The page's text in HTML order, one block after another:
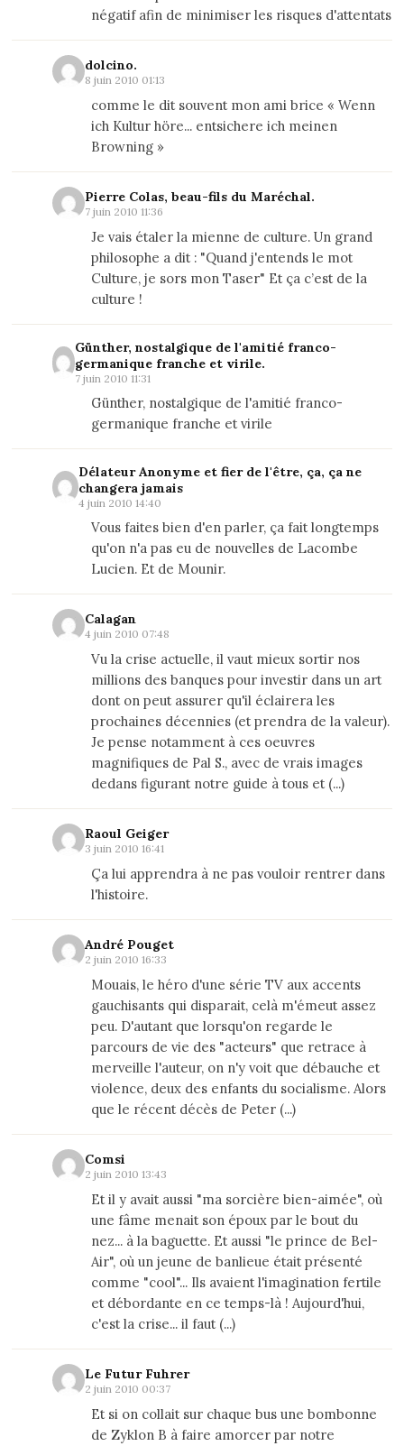
négatif afin de minimiser les risques d'attentats
dolcino.
8 juin 2010 01:13
comme le dit souvent mon ami brice « Wenn
ich Kultur höre... entsichere ich meinen
Browning »
Pierre Colas, beau-fils du Maréchal.
7 juin 2010 11:36
Je vais étaler la mienne de culture. Un grand
philosophe a dit : "Quand j'entends le mot
Culture, je sors mon Taser" Et ça c’est de la
culture !
Günther, nostalgique de l'amitié franco-
germanique franche et virile.
7 juin 2010 11:31
Günther, nostalgique de l'amitié franco-
germanique franche et virile
Délateur Anonyme et fier de l'être, ça, ça ne
changera jamais
4 juin 2010 14:40
Vous faites bien d'en parler, ça fait longtemps
qu'on n'a pas eu de nouvelles de Lacombe
Lucien. Et de Mounir.
Calagan
4 juin 2010 07:48
Vu la crise actuelle, il vaut mieux sortir nos
millions des banques pour investir dans un art
dont on peut assurer qu'il éclairera les
prochaines décennies (et prendra de la valeur).
Je pense notamment à ces oeuvres
magnifiques de Pal S., avec de vrais images
dedans figurant notre guide à tous et (...)
Raoul Geiger
3 juin 2010 16:41
Ça lui apprendra à ne pas vouloir rentrer dans
l'histoire.
André Pouget
2 juin 2010 16:33
Mouais, le héro d'une série TV aux accents
gauchisants qui disparait, celà m'émeut assez
peu. D'autant que lorsqu'on regarde le
parcours de vie des "acteurs" que retrace à
merveille l'auteur, on n'y voit que débauche et
violence, deux des enfants du socialisme. Alors
que le récent décès de Peter (...)
Comsi
2 juin 2010 13:43
Et il y avait aussi "ma sorcière bien-aimée", où
une fâme menait son époux par le bout du
nez... à la baguette. Et aussi "le prince de Bel-
Air", où un jeune de banlieue était présenté
comme "cool"... Ils avaient l'imagination fertile
et débordante en ce temps-là ! Aujourd'hui,
c'est la crise... il faut (...)
Le Futur Fuhrer
2 juin 2010 00:37
Et si on collait sur chaque bus une bombonne
de Zyklon B à faire amorcer par notre